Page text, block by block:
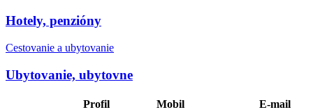
Hotely, penzióny
Cestovanie a ubytovanie
Ubytovanie, ubytovne
Profil Mobil
E-mail